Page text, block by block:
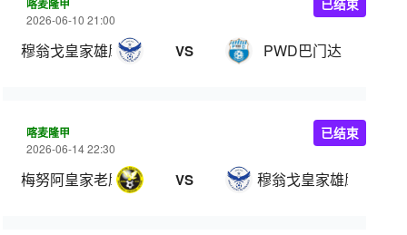
喀麦隆甲
2026-06-10 21:00
穆翁戈皇家雄鹰 VS PWD巴门达
已结束
喀麦隆甲
2026-06-14 22:30
梅努阿皇家老鹰 VS 穆翁戈皇家雄鹰
已结束